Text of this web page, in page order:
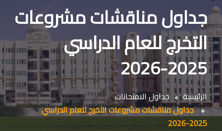
جداول مناقشات مشروعات
التخرج للعام الدراسي
2025-2026
الرئيسية
جداول الامتحانات
جداول مناقشات مشروعات التخرج للعام الدراسي
2025-2026